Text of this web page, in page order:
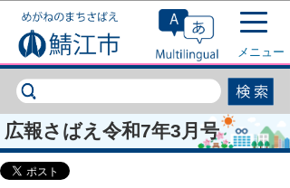
このページの本文へ移動
メニュー
広報さばえ令和7年3月号